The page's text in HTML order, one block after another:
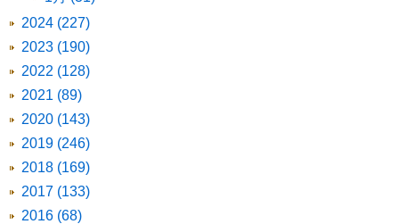
2024 (227)
2023 (190)
2022 (128)
2021 (89)
2020 (143)
2019 (246)
2018 (169)
2017 (133)
2016 (68)